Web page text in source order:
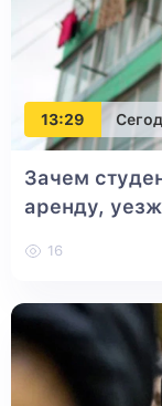
13:29
Зачем
аренду,
16